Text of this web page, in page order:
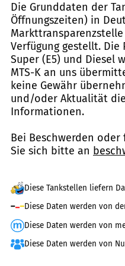
Die Grunddaten der
Öffnungszeiten) in
Verfügung gestellt. Die
Super (E5) und Diesel
MTS-K an uns
keine Gewähr
und/oder Aktualität
Informationen.
Bei Beschwerden
Sie sich bitte an
Diese Tankstellen liefern
Diese Daten werden von
Diese Daten werden von
Diese Daten werden von